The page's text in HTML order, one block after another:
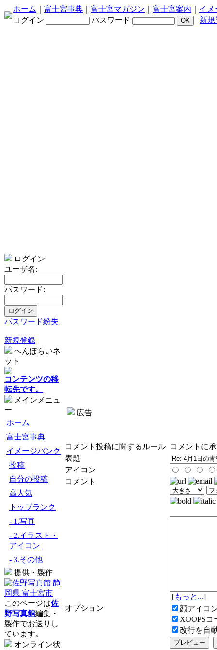
ホーム 富士宮事典 富士宮マガジン 富士宮案内
イメ
ログイン
パスワード 新規
ログイン
ユーザ名:
パスワード:
パスワード紛失
新規登録
へんぽらいネ
ット
コンテンツの移
転先です。
メインメニュ
ー
ホーム
富士宮事典
イメージバンク
投稿
自分の投稿
高人気
トップランク
- 1.写真
- 2.イラスト・
アイコン
- 3.その他
提供・製作
このページは佐
野写真館編集・
製作でお送りし
ています。
オンライン状
広告
コメント投稿に関するルール
コメントに
表題
アイコン
コメント
[もっと...]
オプション
顔アイコ
XOOPSコ
改行を自